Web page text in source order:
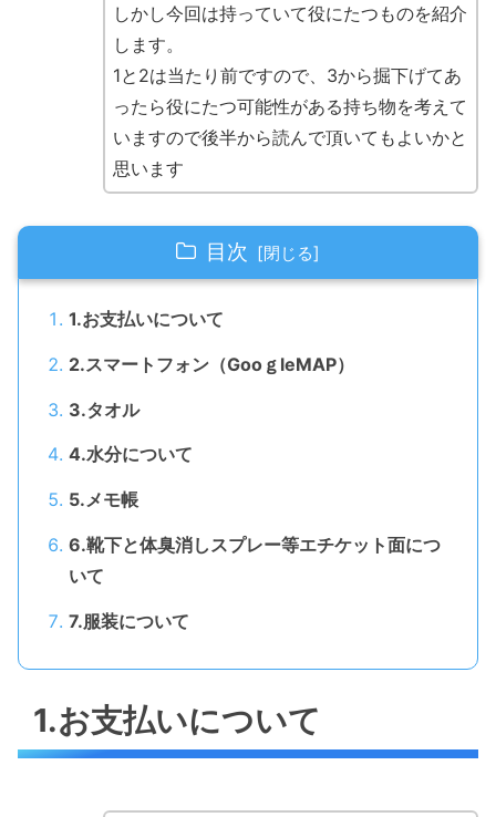
しかし今回は持っていて役にたつものを紹介
します。
1と2は当たり前ですので、3から掘下げてあ
ったら役にたつ可能性がある持ち物を考えて
いますので後半から読んで頂いてもよいかと
思います
目次
1.お支払いについて
2.スマートフォン（GooｇleMAP）
3.タオル
4.水分について
5.メモ帳
6.靴下と体臭消しスプレー等エチケット面につ
いて
7.服装について
1.お支払いについて